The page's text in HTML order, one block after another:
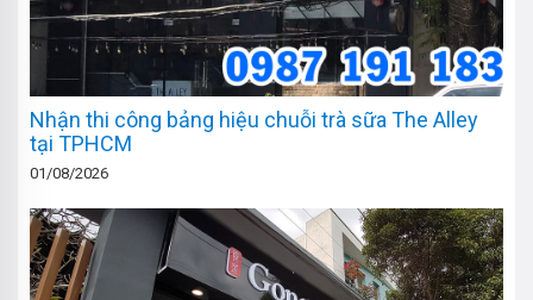
Nhận thi công bảng hiệu chuỗi trà sữa The Alley
tại TPHCM
01/08/2026